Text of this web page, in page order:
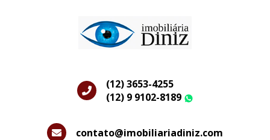
(12) 3653-4255
(12) 9 9102-8189
contato@imobiliariadiniz.com